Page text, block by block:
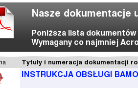
Nasze dokumentacje
Poniższa lista
Wymagany co najmniej
Tytuły i numeracja dokumentacji
INSTRUKCJA OBSŁUGI